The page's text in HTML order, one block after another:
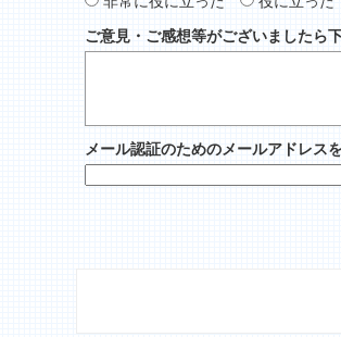
ご意見・ご感想等がございましたら
メール認証のためのメールアドレス